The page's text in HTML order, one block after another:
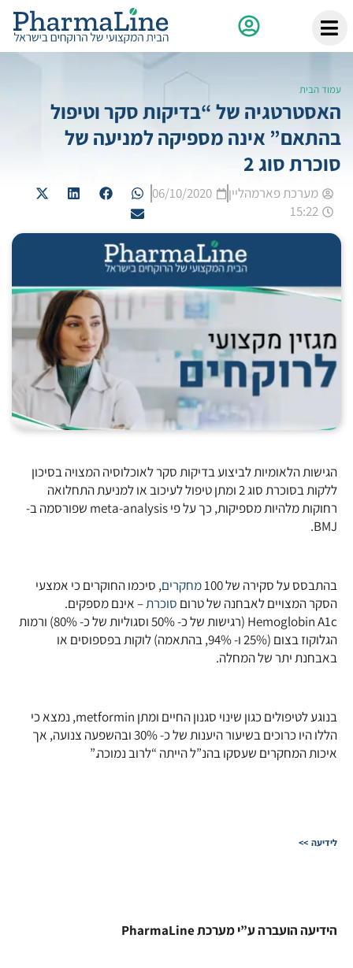
עמוד הבית
האסטרטגיה של “בדיקות סקר וטיפול
בהתאם” אינה מספיקה למניעה של
סוכרת סוג 2
מערכת פארמהליין
06/10/2020
15:22
הגישות הלאומיות לביצוע בדיקות סקר לאוכלוסיה המצויה בסיכון
ללקות בסוכרת סוג 2 ומתן טיפול לעיכוב או למניעת התחלואה
רחוקות מלהיות מספיקות, כך על פי meta-analysis שפורסמה ב-
BMJ.
בהתבסס על סקירה של 100 מחקרים, סיכמו החוקרים כי אמצעי
הסקר המצויים לאבחנה של טרום סוכרת– אינם מספקים.
Hemoglobin A1c (רגישות של כ- 50% וסגוליות של כ- 80%) ורמות
הגלוקוז בצום (25% ו- 94%, בהתאמה) לוקות בפספוסים או
באבחנת יתר של המחלה.
בנוגע לטיפולים כגון שינוי סגנון החיים ומתן metformin, נמצא כי
הללו היו כרוכים בשיעור היענות של כ- 30% ובהשפעה צנועה, אך
איכות המחקרים שעסקו בהנ”ל הייתה “לרוב נמוכה.”
לידיעה >>
הידיעה הועברה ע”י מערכת PharmaLine